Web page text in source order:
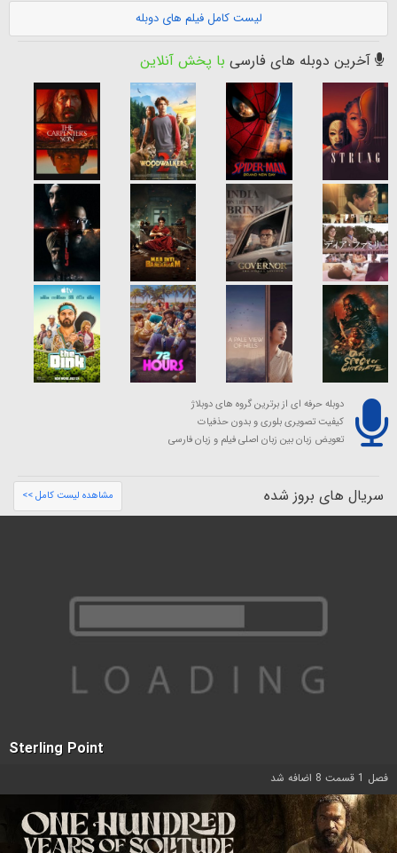
لیست کامل فیلم های دوبله
آخرین دوبله های فارسی با پخش آنلاین
دوبله حرفه ای از برترین گروه های دوبلاژ
کیفیت تصویری بلوری و بدون حذفیات
تعویض زبان بین زبان اصلی فیلم و زبان فارسی
سریال های بروز شده مشاهده لیست کامل >>
Sterling Point
فصل 1 قسمت 8 اضافه شد